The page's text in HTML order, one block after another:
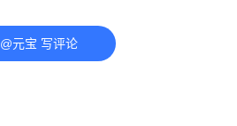
@元宝 写评论